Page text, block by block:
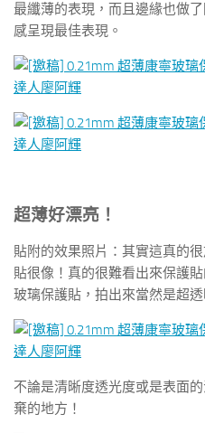
最纖薄的表現，而且邊緣也做
感呈現最佳表現。
超薄好漂亮！
貼附的效果照片：其實這真的
貼很像！真的很難看出來保護
玻璃保護貼，拍出來當然是超透
不論是清晰度透光度或是表面
棄的地方！